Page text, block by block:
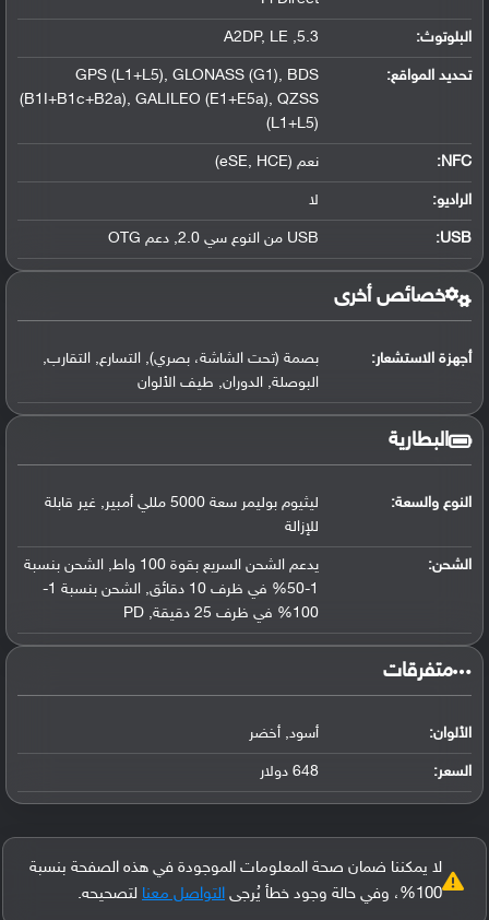
البلوتوث:
5.3, A2DP, LE
تحديد المواقع:
GPS (L1+L5), GLONASS (G1), BDS
(B1I+B1c+B2a), GALILEO (E1+E5a), QZSS
(L1+L5)
NFC
: نعم (eSE, HCE)
الراديو: لا
USB
: USB من النوع سي 2.0, دعم OTG
خصائص أخرى
أجهزة الاستشعار:
بصمة (تحت الشاشة، بصري), التسارع, التقارب,
البوصلة, الدوران, طيف الألوان
البطارية
النوع والسعة:
ليثيوم بوليمر سعة 5000 مللي أمبير, غير قابلة
للإزالة
الشحن:
يدعم الشحن السريع بقوة 100 واط, الشحن بنسبة
1-50% في ظرف 10 دقائق, الشحن بنسبة 1-
100% في ظرف 25 دقيقة, PD
‏متفرقات‏
الألوان: أسود, أخضر
السعر: 648 دولار
لا يمكننا ضمان صحة المعلومات الموجودة في هذه الصفحة بنسبة
100%، وفي حالة وجود خطأ يُرجى
التواصل معنا لتصحيحه.